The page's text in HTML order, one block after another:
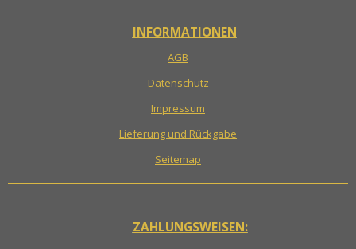
INFORMATIONEN
AGB
Datenschutz
Impressum
Lieferung und Rückgabe
Seitemap
ZAHLUNGSWEISEN: